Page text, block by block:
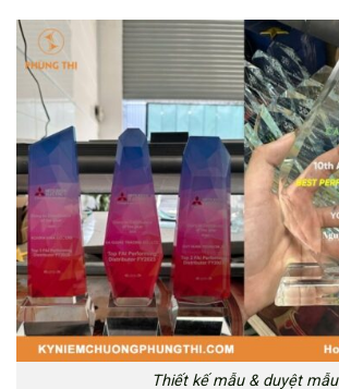
Thiết kế mẫu & duyệt mẫu